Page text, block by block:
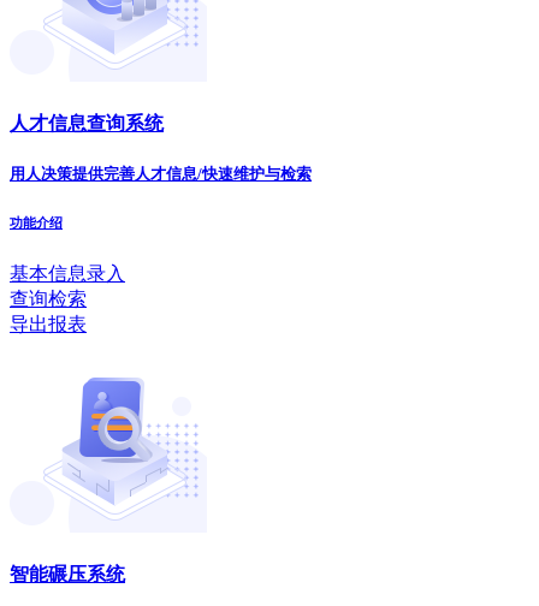
人才信息查询系统
用人决策提供完善人才信息/快速维护与检索
功能介绍
基本信息录入
查询检索
导出报表
智能碾压系统